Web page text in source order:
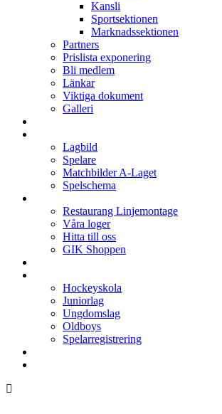
Kansli
Sportsektionen
Marknadssektionen
Partners
Prislista exponering
Bli medlem
Länkar
Viktiga dokument
Galleri
Lagbild
Spelare
Matchbilder A-Laget
Spelschema
Restaurang Linjemontage
Våra loger
Hitta till oss
GIK Shoppen
Hockeyskola
Juniorlag
Ungdomslag
Oldboys
Spelarregistrering